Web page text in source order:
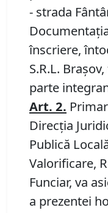
- strada
înscriere,
S.R.L.
parte
Art. 2.
Direcția
Publică
Valorificare,
Funciar, va
a prezentei